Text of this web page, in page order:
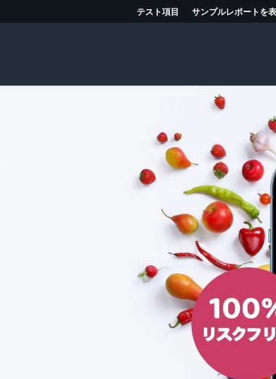
テスト項目 サンプルレポートを